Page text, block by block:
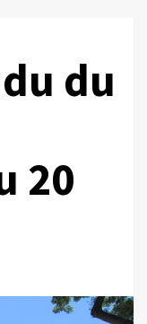
du
20